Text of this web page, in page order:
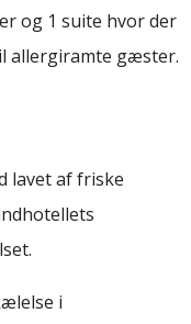
og 1 suite hvor der
allergiramte gæster.
lavet af friske
i